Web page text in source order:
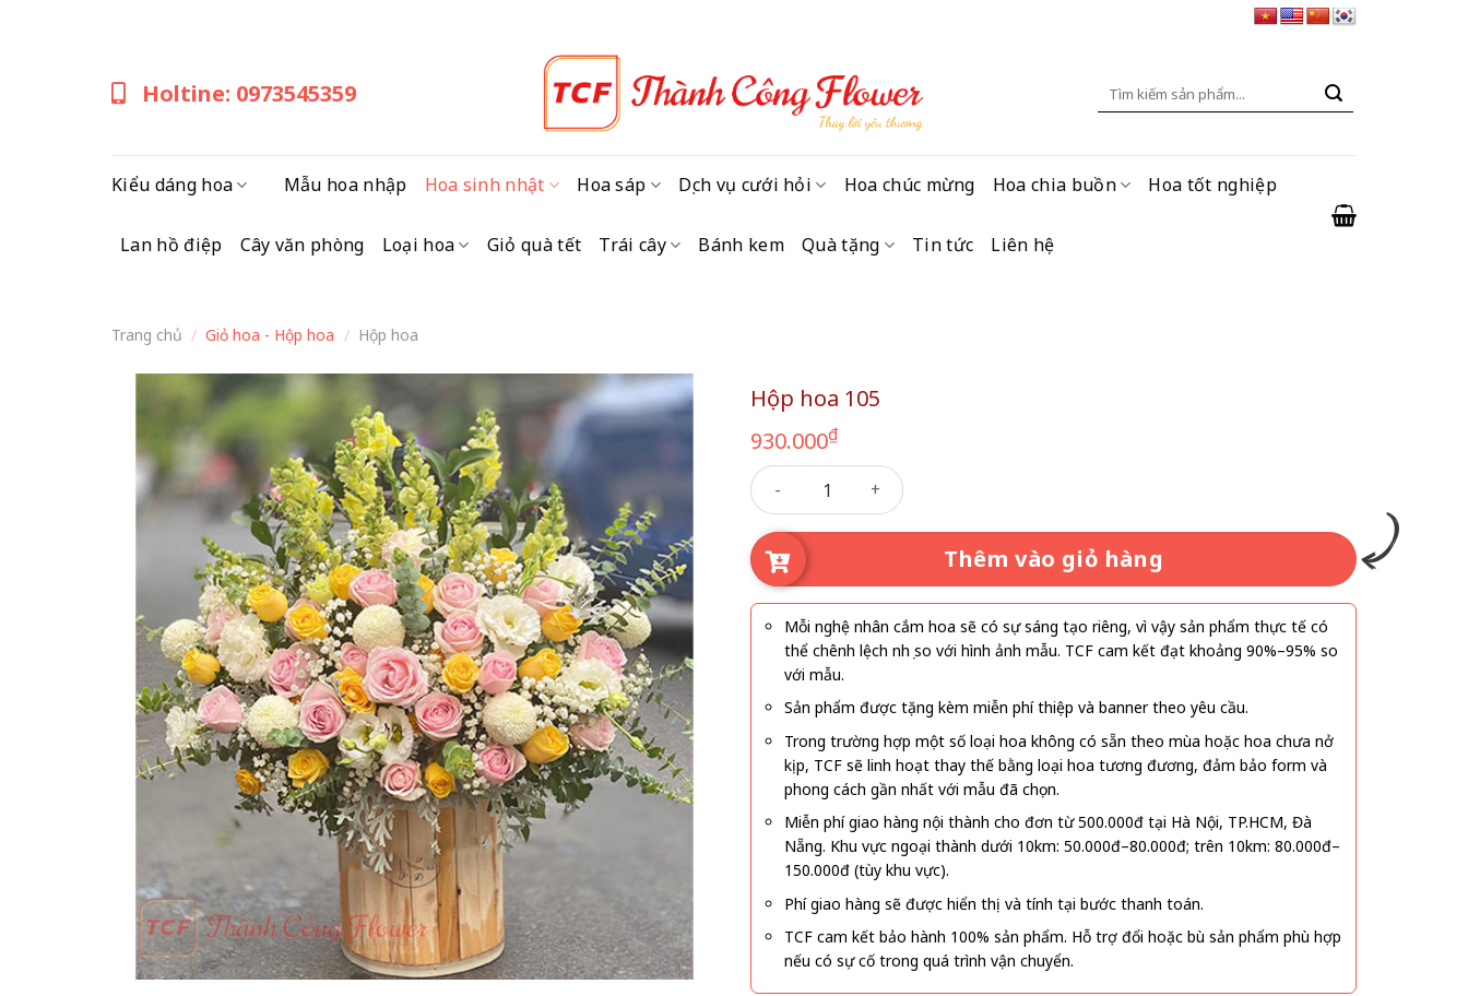
Holtine: 0973545359
Tìm
Kiểu dáng hoa Mẫu hoa nhập Hoa sinh nhật Hoa sáp Dịch vụ cưới hỏi Hoa chúc mừng Hoa chia buồn Hoa tốt nghiệp
Lan hồ điệp Cây văn phòng Loại hoa Giỏ quà tết Trái cây Bánh kem Quà tặng Tin tức Liên hệ
Trang chủ / Giỏ hoa - Hộp hoa / Hộp hoa
Hộp hoa 105
930.000₫
Hộp hoa 105 số lượng
Thêm vào giỏ hàng
Mỗi nghệ nhân cắm hoa sẽ có sự sáng tạo riêng, vì vậy sản phẩm thực tế có
thể chênh lệch nhẹ so với hình ảnh mẫu. TCF cam kết đạt khoảng 90%–95% so
với mẫu.
Sản phẩm được tặng kèm miễn phí thiệp và banner theo yêu cầu.
Trong trường hợp một số loại hoa không có sẵn theo mùa hoặc hoa chưa nở
kịp, TCF sẽ linh hoạt thay thế bằng loại hoa tương đương, đảm bảo form và
phong cách gần nhất với mẫu đã chọn.
Miễn phí giao hàng nội thành cho đơn từ 500.000đ tại Hà Nội, TP.HCM, Đà
Nẵng. Khu vực ngoại thành dưới 10km: 50.000đ–80.000đ; trên 10km: 80.000đ–
150.000đ (tùy khu vực).
Phí giao hàng sẽ được hiển thị và tính tại bước thanh toán.
TCF cam kết bảo hành 100% sản phẩm. Hỗ trợ đổi hoặc bù sản phẩm phù hợp
nếu có sự cố trong quá trình vận chuyển.